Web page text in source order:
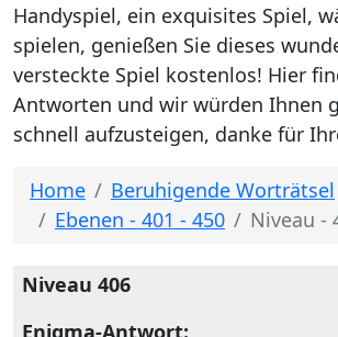
Handyspiel, ein exquisites Spiel,
spielen, genießen Sie dieses
versteckte Spiel kostenlos! Hier
Antworten und wir würden Ihnen
schnell aufzusteigen, danke für
Home
Beruhigende Worträtsel
Ebenen - 401 - 450
Niveau -
Niveau 406
Enigma-Antwort: